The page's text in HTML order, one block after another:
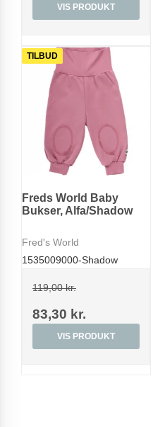
VIS PRODUKT
TILBUD
Freds World Baby
Bukser, Alfa/Shadow
Fred's World
1535009000-Shadow
119,00 kr.
83,30 kr.
VIS PRODUKT